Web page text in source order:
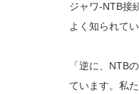
ジャワ-NTB接
よく知られて
「逆に、NTB
ています。私